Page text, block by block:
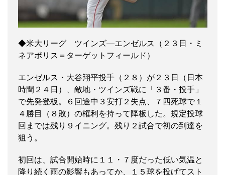
◆米大リーグ ツインズ―エンゼルス（２３日・ミ
ネアポリス＝ターゲットフィールド）
エンゼルス・大谷翔平投手（２８）が２３日（日本
時間２４日）、敵地・ツインズ戦に「３番・投手」
で先発登板。６回途中３安打２失点、７四死球で１
４勝目（８敗）の権利を持って降板した。規定投球
回までは残り９イニング。残り２試合で初の到達を
狙う。
初回は、試合開始時に１１・７度だった低い気温と
降り続く雨の影響もあってか、１５球を投げてスト